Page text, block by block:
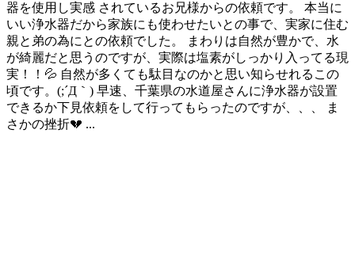
器を使用し実感 されているお兄様からの依頼です。 本当に
いい浄水器だから家族にも使わせたいとの事で、実家に住む
親と弟の為にとの依頼でした。 まわりは自然が豊かで、水
が綺麗だと思うのですが、実際は塩素がしっかり入ってる現
実！！💦 自然が多くても駄目なのかと思い知らせれるこの
頃です。(;´Д｀) 早速、千葉県の水道屋さんに浄水器が設置
できるか下見依頼をして行ってもらったのですが、、、 ま
さかの挫折💔 ...